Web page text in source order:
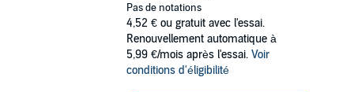
Pas de notations
4,52 € ou gratuit avec l'essai.
Renouvellement automatique à
5,99 €/mois après l'essai. Voir
conditions d'éligibilité